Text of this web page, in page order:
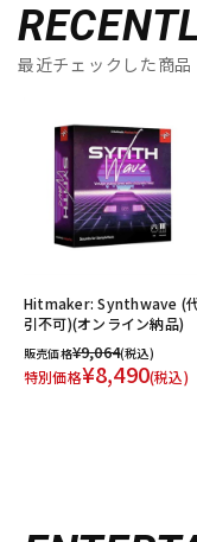
最近チェックした商品
Hitmaker: Synthwave (
引不可)(オンライン納品)
販売価格¥9,064(税込)
特別価格¥8,490(税込)